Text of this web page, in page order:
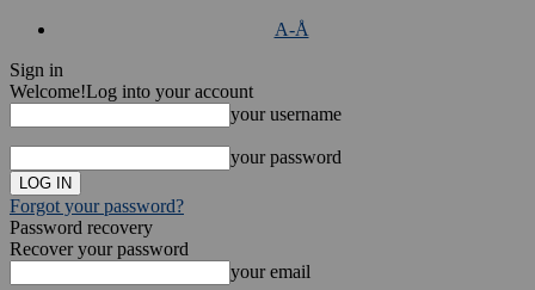
A-Å
Sign in
Welcome!Log into your account
your username
your password
Forgot your password?
Password recovery
Recover your password
your email